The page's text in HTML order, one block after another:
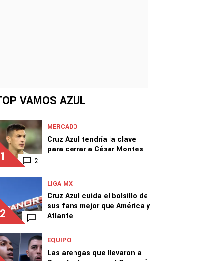
VAMOS AZUL
1 2
MERCADO
Cruz Azul tendría la clave
para cerrar a César Montes
2
LIGA MX
Cruz Azul cuida el bolsillo de
sus fans mejor que América y
Atlante
EQUIPO
Las arengas que llevaron a